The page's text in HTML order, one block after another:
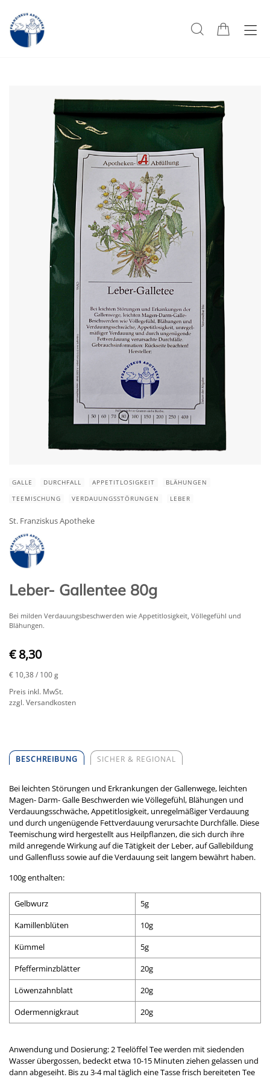
GALLE DURCHFALL APPETITLOSIGKEIT
BLÄHUNGEN
TEEMISCHUNG
VERDAUUNGSSTÖRUNGEN LEBER
St. Franziskus Apotheke
Leber- Gallentee 80g
Bei milden Verdauungsbeschwerden wie Appetitlosigkeit, Völlegefühl und
Blähungen.
€ 8,30
€ 10,38/ 100 g
Preis inkl. MwSt.
zzgl. Versandkosten
BESCHREIBUNG SICHER & REGIONAL
Bei leichten Störungen und Erkrankungen der Gallenwege, leichten
Magen- Darm- Galle Beschwerden wie Völlegefühl, Blähungen und
Verdauungsschwäche, Appetitlosigkeit, unregelmäßiger Verdauung
und durch ungenügende Fettverdauung verursachte Durchfälle. Diese
Teemischung wird hergestellt aus Heilpflanzen, die sich durch ihre
mild anregende Wirkung auf die Tätigkeit der Leber, auf Gallebildung
und Gallenfluss sowie auf die Verdauung seit langem bewährt haben.
100g enthalten:
Gelbwurz
5g
Kamillenblüten
10g
Kümmel
5g
Pfefferminzblätter
20g
Löwenzahnblatt
20g
Odermennigkraut
20g
Anwendung und Dosierung: 2 Teelöffel Tee werden mit siedenden
Wasser übergossen, bedeckt etwa 10-15 Minuten ziehen gelassen und
dann abgeseiht. Bis zu 3-4 mal täglich eine Tasse frisch bereiteten Tee